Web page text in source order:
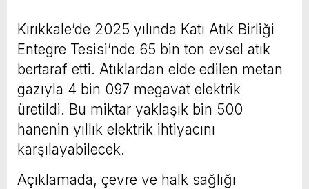
Kırıkkale’de 2025 yılında Katı Atık Birliği
Entegre Tesisi’nde 65 bin ton evsel atık
bertaraf etti. Atıklardan elde edilen metan
gazıyla 4 bin 097 megavat elektrik
üretildi. Bu miktar yaklaşık bin 500
hanenin yıllık elektrik ihtiyacını
karşılayabilecek.
Açıklamada, çevre ve halk sağlığı